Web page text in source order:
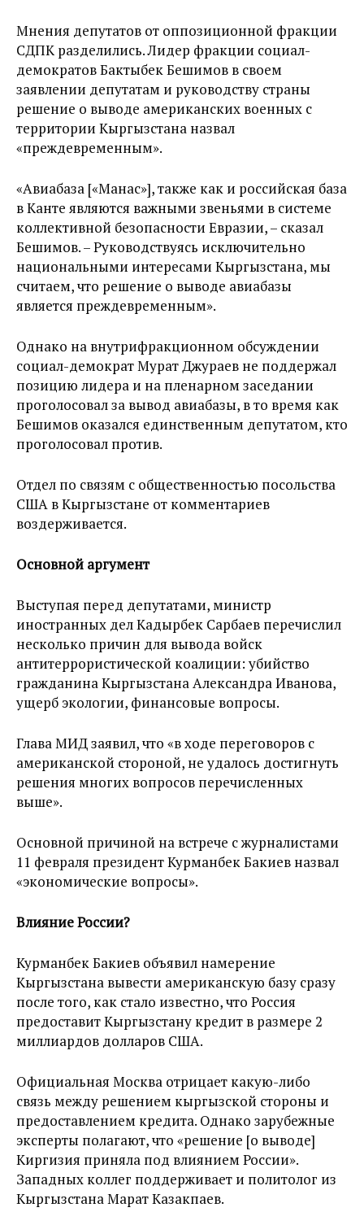
Мнения депутатов от оппозиционной фракции
СДПК разделились. Лидер фракции социал-
демократов Бактыбек Бешимов в своем
заявлении депутатам и руководству страны
решение о выводе американских военных с
территории Кыргызстана назвал
«преждевременным».
«Авиабаза [«Манас»], также как и российская база
в Канте являются важными звеньями в системе
коллективной безопасности Евразии, – сказал
Бешимов. – Руководствуясь исключительно
национальными интересами Кыргызстана, мы
считаем, что решение о выводе авиабазы
является преждевременным».
Однако на внутрифракционном обсуждении
социал-демократ Мурат Джураев не поддержал
позицию лидера и на пленарном заседании
проголосовал за вывод авиабазы, в то время как
Бешимов оказался единственным депутатом, кто
проголосовал против.
Отдел по связям с общественностью посольства
США в Кыргызстане от комментариев
воздерживается.
Основной аргумент
Выступая перед депутатами, министр
иностранных дел Кадырбек Сарбаев перечислил
несколько причин для вывода войск
антитеррористической коалиции: убийство
гражданина Кыргызстана Александра Иванова,
ущерб экологии, финансовые вопросы.
Глава МИД заявил, что «в ходе переговоров с
американской стороной, не удалось достигнуть
решения многих вопросов перечисленных
выше».
Основной причиной на встрече с журналистами
11 февраля президент Курманбек Бакиев назвал
«экономические вопросы».
Влияние России?
Курманбек Бакиев объявил намерение
Кыргызстана вывести американскую базу сразу
после того, как стало известно, что Россия
предоставит Кыргызстану кредит в размере 2
миллиардов долларов США.
Официальная Москва отрицает какую-либо
связь между решением кыргызской стороны и
предоставлением кредита. Однако зарубежные
эксперты полагают, что «решение [о выводе]
Киргизия приняла под влиянием России».
Западных коллег поддерживает и политолог из
Кыргызстана Марат Казакпаев.